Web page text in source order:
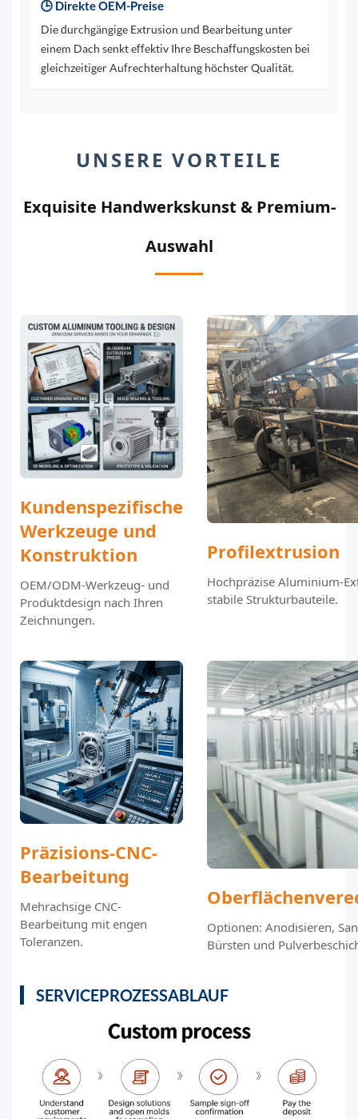
🕒 Direkte OEM-Preise
Die durchgängige Extrusion und Bearbeitung unter
einem Dach senkt effektiv Ihre Beschaffungskosten bei
gleichzeitiger Aufrechterhaltung höchster Qualität.
UNSERE VORTEILE
Exquisite Handwerkskunst & Premium-
Auswahl
Kundenspezifische
Werkzeuge und
Konstruktion
OEM/ODM-Werkzeug- und
Produktdesign nach Ihren
Zeichnungen.
Profilextrusion
Hochpräzise Aluminium-
stabile Strukturbauteile.
Präzisions-CNC-
Bearbeitung
Mehrachsige CNC-
Bearbeitung mit engen
Toleranzen.
Optionen: Anodisieren,
Bürsten und
SERVICEPROZESSABLAUF